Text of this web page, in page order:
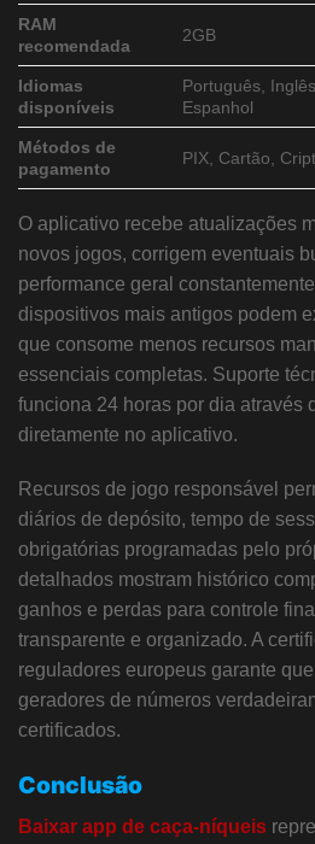
RAM
recomendada
2GB
Idiomas
disponíveis
Português, Inglês,
Espanhol
Métodos de
pagamento
PIX, Cartão,
O aplicativo recebe atualizações
novos jogos, corrigem eventuais
performance geral
dispositivos mais antigos podem
que consome menos recursos
essenciais completas. Suporte
funciona 24 horas por dia através
diretamente no aplicativo.
Recursos de jogo responsável
diários de depósito, tempo de
obrigatórias programadas pelo
detalhados mostram histórico
ganhos e perdas para controle
transparente e organizado. A
reguladores europeus garante
geradores de números
certificados.
Conclusão
Baixar app de caça-níqueis